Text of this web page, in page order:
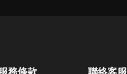
服務條款 聯絡客服